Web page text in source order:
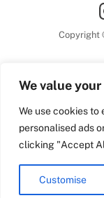
We value
We use cookies to
personalised ads
clicking "Accept
Customise
Copyright
08002